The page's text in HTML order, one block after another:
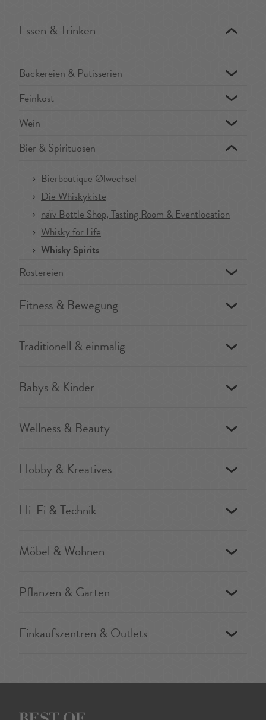
Essen & Trinken
Bäckereien & Patisserien
Feinkost
Wein
Bier & Spirituosen
Bierboutique Ølwechsel
Die Whiskykiste
naïv Bottle Shop, Tasting Room & Eventlocation
Whisky for Life
Whisky Spirits
Röstereien
Fitness & Bewegung
Traditionell & einmalig
Babys & Kinder
Wellness & Beauty
Hobby & Kreatives
Hi-Fi & Technik
Möbel & Wohnen
Pflanzen & Garten
Einkaufszentren & Outlets